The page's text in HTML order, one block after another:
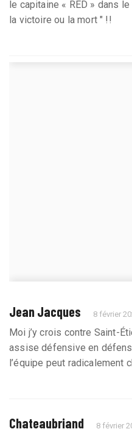
le capitaine « RED » dans
la victoire ou la mort " !!
Jean Jacques 8 février
Moi j’y crois contre Saint-
assise défensive en
l’équipe peut radicalement
Chateaubriand 8 février